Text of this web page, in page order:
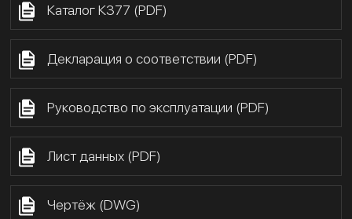
Каталог К377 (PDF)
Декларация о соответствии (PDF)
Руководство по эксплуатации (PDF)
Лист данных (PDF)
Чертёж (DWG)